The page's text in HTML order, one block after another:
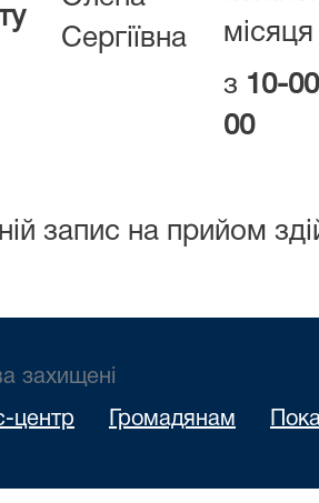
Сергіївна
місяця
з 10-
00
запис на прийом
захищені
центр Громадянам